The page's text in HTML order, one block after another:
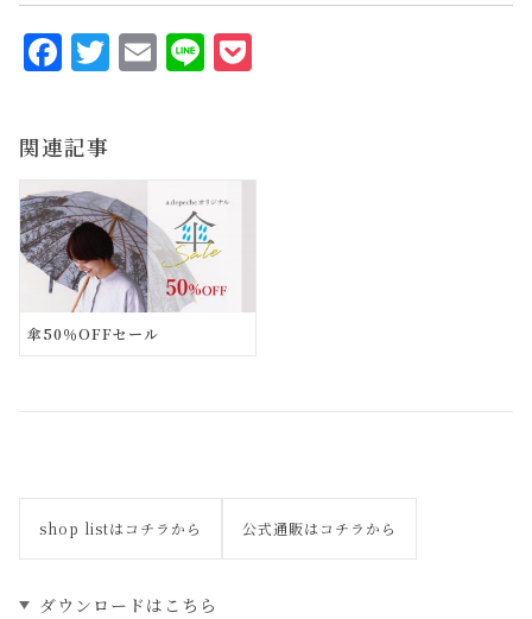
F
a
c
e
b
o
o
k
T
w
te
r
E
m
L
i
k
関連記事
傘50％OFFセール
shop listはコチラから 公式通販はコチラから
ダウンロードはこちら